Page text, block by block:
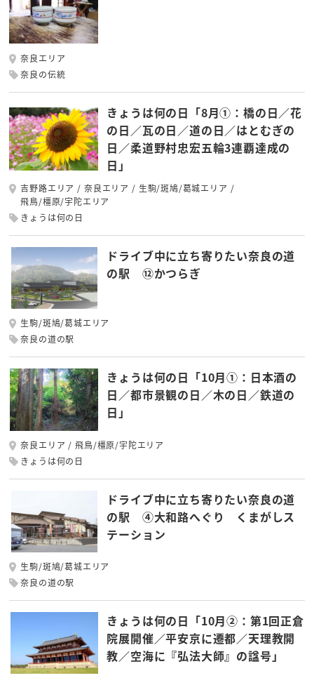
奈良エリア
奈良の伝統
きょうは何の日「8月①：橋の日／花
の日／瓦の日／道の日／はとむぎの
日／柔道野村忠宏五輪3連覇達成の
日」
吉野路エリア 奈良エリア
生駒/斑鳩/葛城エリア
飛鳥/橿原/宇陀エリア
きょうは何の日
ドライブ中に立ち寄りたい奈良の道
の駅 ⑫かつらぎ
生駒/斑鳩/葛城エリア
奈良の道の駅
きょうは何の日「10月①：日本酒の
日／都市景観の日／木の日／鉄道の
日」
奈良エリア
飛鳥/橿原/宇陀エリア
きょうは何の日
ドライブ中に立ち寄りたい奈良の道
の駅 ④大和路へぐり くまがしス
テーション
生駒/斑鳩/葛城エリア
奈良の道の駅
きょうは何の日「10月②：第1回正倉
院展開催／平安京に遷都／天理教開
教／空海に『弘法大師』の諡号」